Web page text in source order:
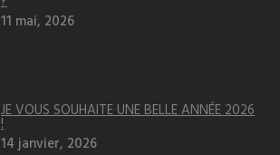
11 mai, 2026
JE VOUS SOUHAITE UNE BELLE ANNÉE 2026
!
14 janvier, 2026